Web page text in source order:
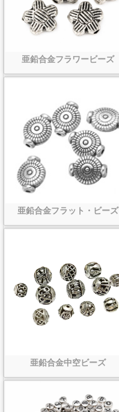
亜鉛合金フラワービーズ
亜鉛合金フラット・ビーズ
亜鉛合金中空ビーズ